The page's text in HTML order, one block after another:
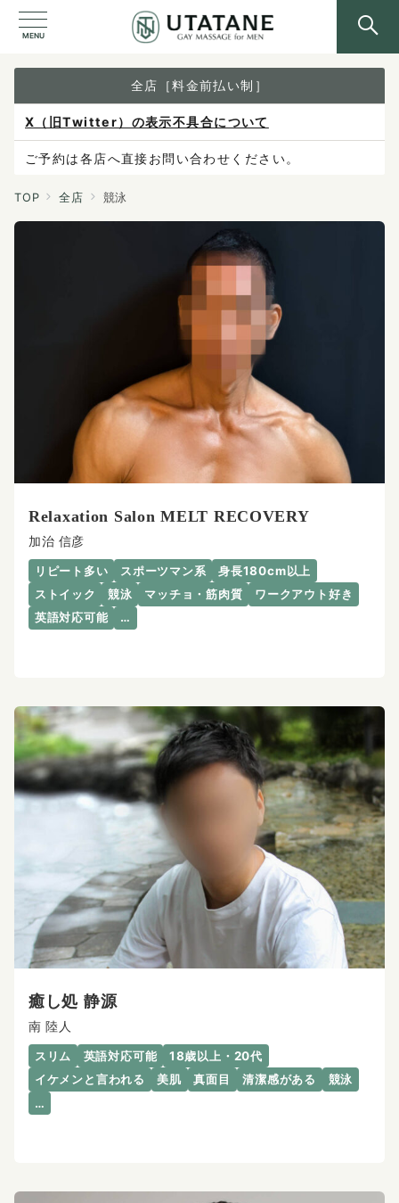
MENU
全店［料金前払い制］
X（旧Twitter）の表示不具合について
ご予約は各店へ直接お問い合わせください。
料金は当日施術前にお支払いください。
TOP 全店 競泳
Relaxation Salon MELT RECOVERY
加治 信彦
リピート多い スポーツマン系
身長180cm以上
ストイック
競泳 マッチョ・筋肉質
ワークアウト好き
英語対応可能
…
癒し処 静源
南 陸人
スリム 英語対応可能
18歳以上・20代
イケメンと言われる
美肌 真面目 清潔感がある
競泳
…